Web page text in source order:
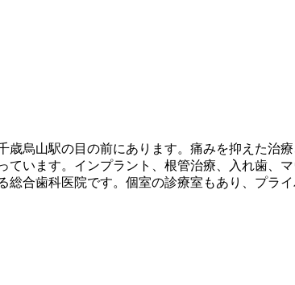
烏山駅の目の前にあります。痛みを抑えた治
います。インプラント、根管治療、入れ歯、
合歯科医院です。個室の診療室もあり、プラ